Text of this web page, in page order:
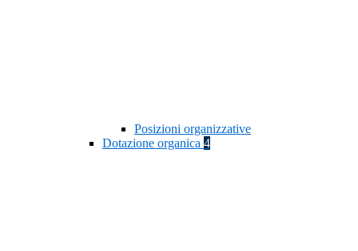
Posizioni organizzative
Dotazione organica 4